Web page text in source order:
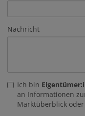
Nachricht
Ich bin
an Informationen
Marktüberblick